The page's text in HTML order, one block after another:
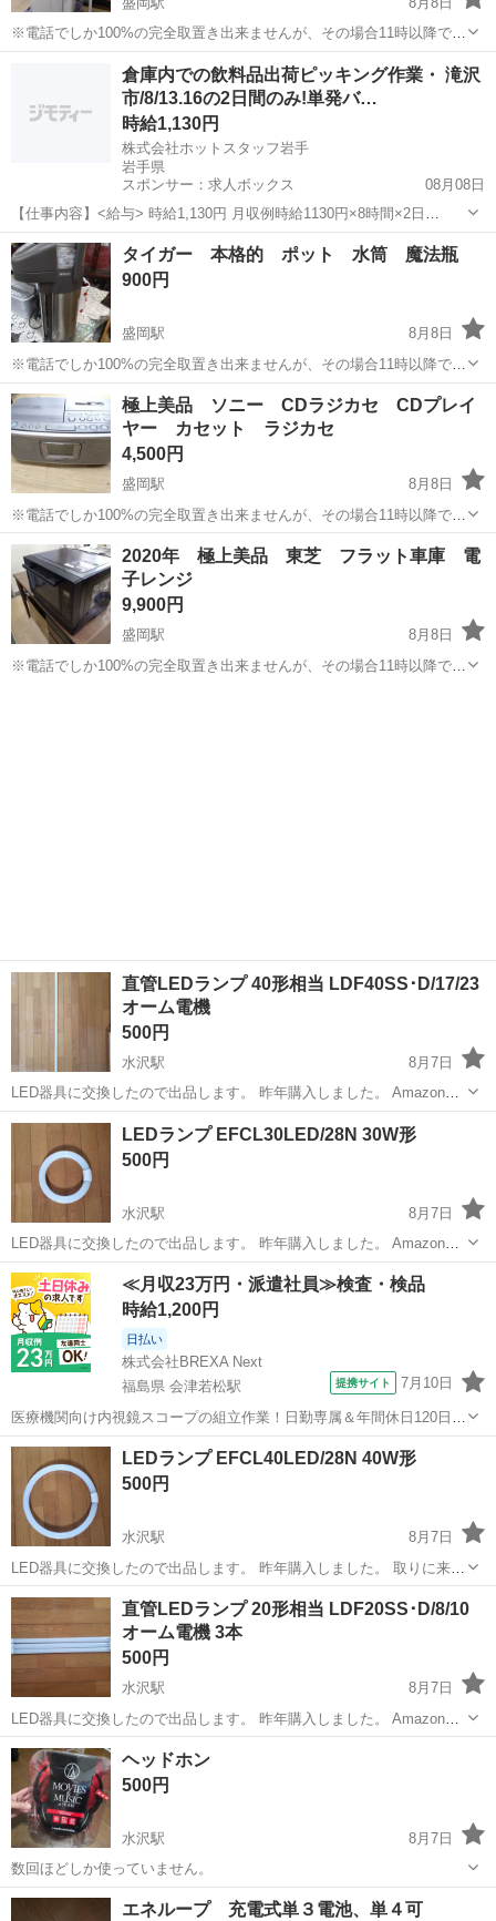
※電話でしか100%の完全取置き出来ませんが、その場合11時以降でお
願い致します。 (お問い合わせ欄からの完全取置きはできません) ※こ
ちら逃げも隠れも出来ない店舗型のジモティーお取り引きなので個人
間のお取り引きより...
盛岡駅 季節、空調家電
倉庫内での飲料品出荷ピッキング作業・ 滝沢
市/8/13.16の2日間のみ!単発バ…
時給1,130円
株式会社ホットスタッフ岩手
岩手県
スポンサー：求人ボックス
08月08日
【仕事内容】<給与> 時給1,130円 月収例時給1130円×8時間×2日
=14,973円 〇交通費別途支給 <即払い制度あり> 時給×稼働時間分の
内、1000円単位で申請可能! 申請日から最短当日中に受取可能(規定あ
り) <飲料...
アルバイト・パート / 派遣社員
タイガー 本格的 ポット 水筒 魔法瓶
900円
盛岡駅
8月8日
※電話でしか100%の完全取置き出来ませんが、その場合11時以降でお
願い致します。 (お問い合わせ欄からの完全取置きはできません) ※こ
ちら逃げも隠れも出来ない店舗型のジモティーお取り引きなので個人
間のお取り引きより...
岩手 盛岡市 盛岡駅
極上美品 ソニー CDラジカセ CDプレイ
ヤー カセット ラジカセ
4,500円
盛岡駅
8月8日
※電話でしか100%の完全取置き出来ませんが、その場合11時以降でお
願い致します。 (お問い合わせ欄からの完全取置きはできません) ※こ
ちら逃げも隠れも出来ない店舗型のジモティーお取り引きなので個人
間のお取り引き...
岩手 盛岡市 盛岡駅 オーディオ
2020年 極上美品 東芝 フラット車庫 電
子レンジ
9,900円
盛岡駅
8月8日
※電話でしか100%の完全取置き出来ませんが、その場合11時以降でお
直管LEDランプ 40形相当 LDF40SS･D/17/23
オーム電機
500円
水沢駅
8月7日
LED器具に交換したので出品します。 昨年購入しました。 Amazon価
格参考価格 2,776円 取りに来れる方でお願いいたします。
岩手 奥州市 生活家電
LEDランプ EFCL30LED/28N 30W形
500円
水沢駅
8月7日
LED器具に交換したので出品します。 昨年購入しました。 Amazon価
格参考価格 3,814円 取りに来れる方でお願いいたします。
岩手 奥州市 水沢駅 生活家電
≪月収23万円・派遣社員≫検査・検品
時給1,200円
日払い
株式会社BREXA Next
福島県 会津若松駅
提携サイト 7月10日
医療機関向け内視鏡スコープの組立作業！日勤専属＆年間休日120日
★◎20代～40代の男女活躍中！送迎あり！マイカー通勤OK◎無料駐車
場あり★日払いあり◎空調完備で快適作業！《福島県会津若松市》 人
気の工場のお仕事 ◇医療機...
福島 会津若松市 会津若松駅
LEDランプ EFCL40LED/28N 40W形
500円
水沢駅
8月7日
LED器具に交換したので出品します。 昨年購入しました。 取りに来れ
る方でお願いいたします。
岩手 奥州市 水沢駅 生活家電
直管LEDランプ 20形相当 LDF20SS･D/8/10
オーム電機 3本
500円
水沢駅
8月7日
LED器具に交換したので出品します。 昨年購入しました。 Amazon価
格参考価格 1,100円/1本 取りに来れる方でお願いいたします。
岩手 奥州市 水沢駅
ヘッドホン
500円
水沢駅
8月7日
数回ほどしか使っていません。
岩手 奥州市 水沢駅 映像プレーヤー、レコーダー
エネループ 充電式単３電池、単４可